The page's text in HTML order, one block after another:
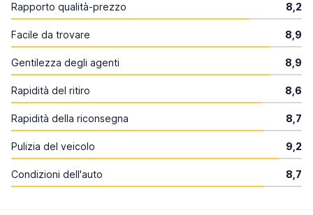
Rapporto qualità-prezzo 8,2
Facile da trovare 8,9
Gentilezza degli agenti 8,9
Rapidità del ritiro 8,6
Rapidità della riconsegna 8,7
Pulizia del veicolo 9,2
Condizioni dell'auto 8,7